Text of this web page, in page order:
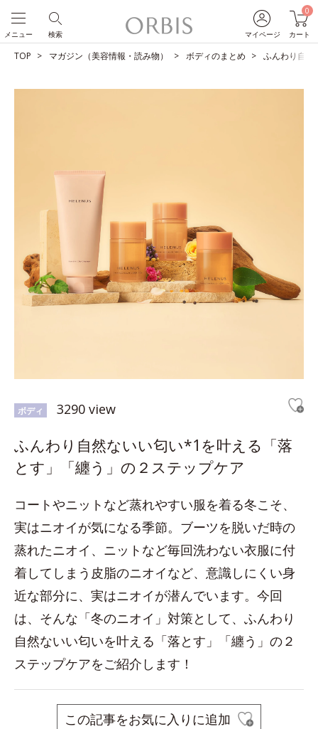
マイページ
0
カート
検索
メニュー
TOP マガジン（美容情報・読み物） ボディのまとめ ふんわり自然
ボディ 3290 view
ふんわり自然ないい匂い*1を叶える「落
とす」「纏う」の２ステップケア
コートやニットなど蒸れやすい服を着る冬こそ、
実はニオイが気になる季節。ブーツを脱いだ時の
蒸れたニオイ、ニットなど毎回洗わない衣服に付
着してしまう皮脂のニオイなど、意識しにくい身
近な部分に、実はニオイが潜んでいます。今回
は、そんな「冬のニオイ」対策として、ふんわり
自然ないい匂いを叶える「落とす」「纏う」の２
ステップケアをご紹介します！
この記事をお気に入りに追加